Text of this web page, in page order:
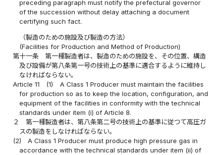
preceding paragraph must notify the prefectural governor
of the succession without delay attaching a document
certifying such fact.
（製造のための施設及び製造の方法）
(Facilities for Production and Method of Production)
第十一条
第一種製造者は、製造のための施設を、その位置、構造
及び設備が第八条第一号の技術上の基準に適合するように維持し
なければならない。
Article 11
(1)
A Class 1 Producer must maintain the facilities
for production so as to keep the location, configuration, and
equipment of the facilities in conformity with the technical
standards under item (i) of Article 8.
２
第一種製造者は、第八条第二号の技術上の基準に従つて高圧ガ
スの製造をしなければならない。
(2)
A Class 1 Producer must produce high pressure gas in
accordance with the technical standards under item (ii) of